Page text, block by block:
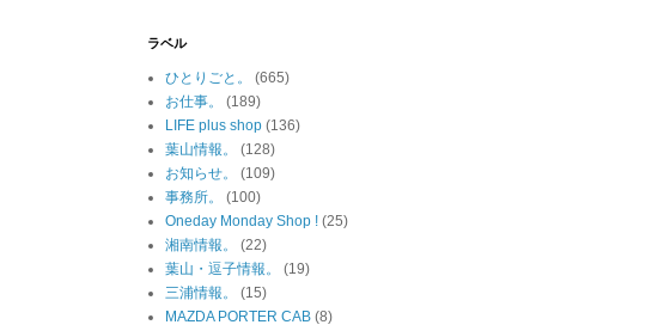
ラベル
ひとりごと。
(665)
お仕事。
(189)
LIFE plus shop (136)
葉山情報。
(128)
お知らせ。
(109)
事務所。
(100)
Oneday Monday Shop ! (25)
湘南情報。
(22)
葉山・逗子情報。
(19)
三浦情報。
(15)
MAZDA PORTER CAB (8)